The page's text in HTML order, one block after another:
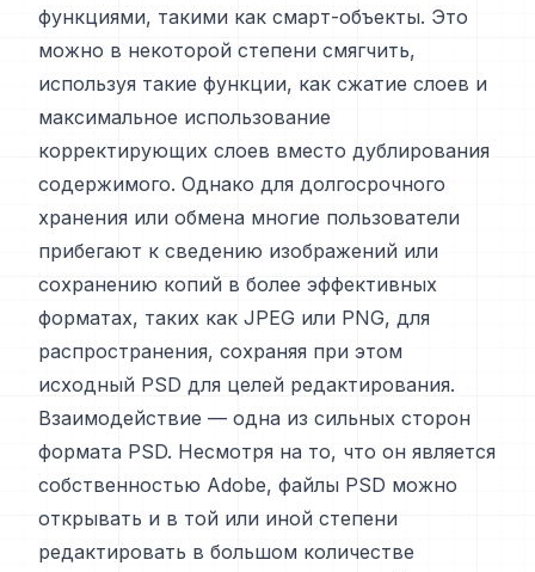
функциями, такими как смарт-объекты. Это
можно в некоторой степени смягчить,
используя такие функции, как сжатие слоев и
максимальное использование
корректирующих слоев вместо дублирования
содержимого. Однако для долгосрочного
хранения или обмена многие пользователи
прибегают к сведению изображений или
сохранению копий в более эффективных
форматах, таких как JPEG или PNG, для
распространения, сохраняя при этом
исходный PSD для целей редактирования.
Взаимодействие — одна из сильных сторон
формата PSD. Несмотря на то, что он является
собственностью Adobe, файлы PSD можно
открывать и в той или иной степени
редактировать в большом количестве